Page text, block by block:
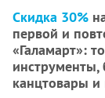
Скидка 30%
первой и
«Галамарт»:
инструменты,
канцтовары и